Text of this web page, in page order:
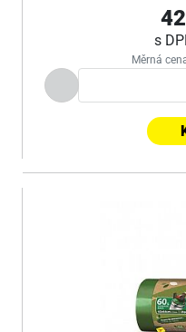
s
Měrná